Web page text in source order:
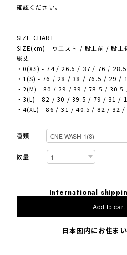
確認ください。
SIZE CHART
SIZE(cm) - ウエスト / 股上前 / 股
総丈
・0(XS) - 74 / 26.5 / 37 / 76 /
・1(S) - 76 / 28 / 38 / 76.5 / 29 /
・2(M) - 80 / 29 / 39 / 78.5 / 30.5
・3(L) - 82 / 30 / 39.5 / 79 / 31 /
・4(XL) - 86 / 31 / 40.5 / 82 / 32 /
種類
数量
International
Add to cart
日本国内にお住ま